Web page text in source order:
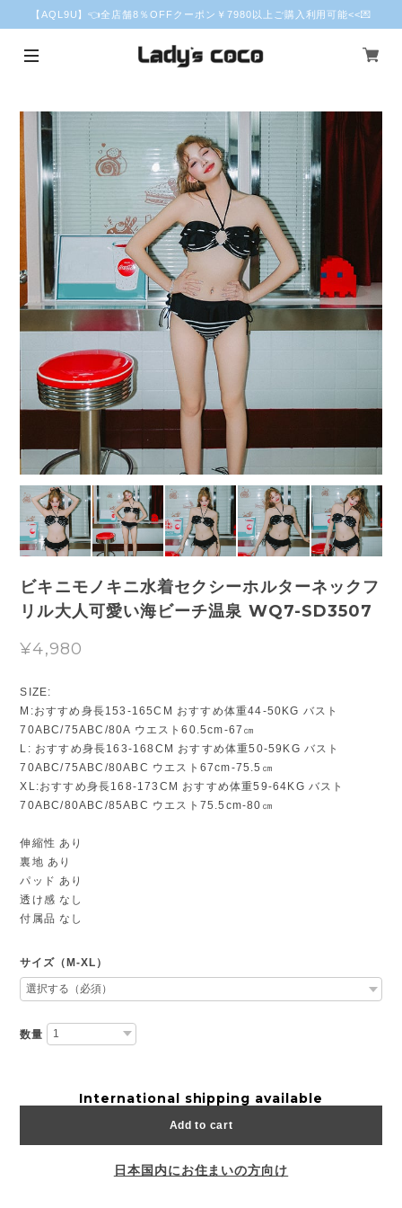
【AQL9U】👈全店舗8％OFFクーポン￥7980以上ご購入利用可能<<💌
ビキニモノキニ水着セクシーホルターネックフ
リル大人可愛い海ビーチ温泉 WQ7-SD3507
¥4,980
SIZE:
M:おすすめ身長153-165CM おすすめ体重44-50KG バスト
70ABC/75ABC/80A ウエスト60.5cm-67㎝
L: おすすめ身長163-168CM おすすめ体重50-59KG バスト
70ABC/75ABC/80ABC ウエスト67cm-75.5㎝
XL:おすすめ身長168-173CM おすすめ体重59-64KG バスト
70ABC/80ABC/85ABC ウエスト75.5cm-80㎝
伸縮性 あり
裏地 あり
パッド あり
透け感 なし
付属品 なし
サイズ（M-XL）
数量
International shipping available
Add to cart
日本国内にお住まいの方向け